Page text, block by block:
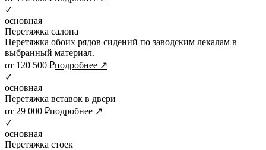
✓
основная
Перетяжка салона
Перетяжка обоих рядов сидений по заводским лекалам в
выбранный материал.
от 120 500 ₽подробнее ↗
✓
основная
Перетяжка вставок в двери
от 29 000 ₽подробнее ↗
✓
основная
Перетяжка стоек